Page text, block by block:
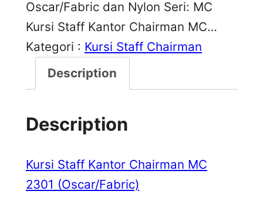
Oscar/Fabric dan Nylon Seri: MC
Kursi Staff Kantor Chairman MC…
Kategori : Kursi Staff Chairman
Description
Description
Kursi Staff Kantor Chairman MC
2301 (Oscar/Fabric)